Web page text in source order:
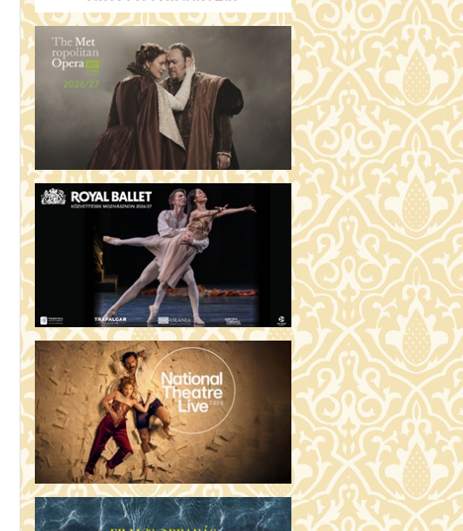
JEGYVÁSÁRLÁS
19:00 Fábri terem
AZ ÖRDÖG PRADÁT VISEL 2. (12)
19:00 Csortos terem
ÁDÁM ALMÁI (16)
JEGYVÁSÁRLÁS
19:00 Törőcsik Mari terem
HOGYAN TUDNÉK ÉLNI
NÉLKÜLED? (12)
JEGYVÁSÁRLÁS
19:00 Díszterem
ODÜSSZEIA (16)